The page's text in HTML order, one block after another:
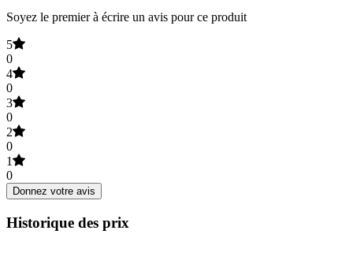
Soyez le premier à écrire un avis pour ce produit
5
0
4
0
3
0
2
0
1
0
Donnez votre avis
Historique des prix